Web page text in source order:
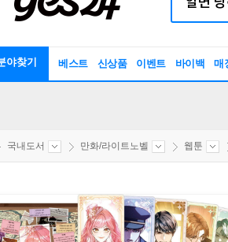
야찾기 베스트 신상품 이벤트 바이백 매
국내도서 만화/라이트노벨 웹툰